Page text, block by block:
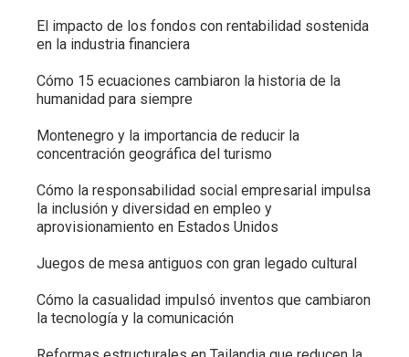
El impacto de los fondos con rentabilidad sostenida
en la industria financiera
Cómo 15 ecuaciones cambiaron la historia de la
humanidad para siempre
Montenegro y la importancia de reducir la
concentración geográfica del turismo
Cómo la responsabilidad social empresarial impulsa
la inclusión y diversidad en empleo y
aprovisionamiento en Estados Unidos
Juegos de mesa antiguos con gran legado cultural
Cómo la casualidad impulsó inventos que cambiaron
la tecnología y la comunicación